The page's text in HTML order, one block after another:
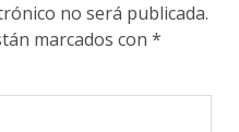
no será publicada.
marcados con *